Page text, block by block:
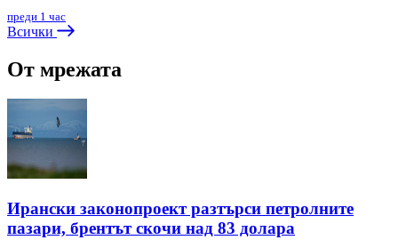
преди 1 час
Всички
От мрежата
Ирански законопроект разтърси петролните
пазари, брентът скочи над 83 долара